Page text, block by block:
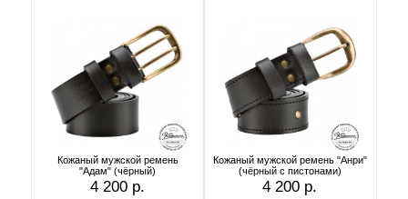
Кожаный мужской ремень
"Адам" (чёрный)
4 200 р.
Кожаный мужской ремень "Анри"
(чёрный с пистонами)
4 200 р.